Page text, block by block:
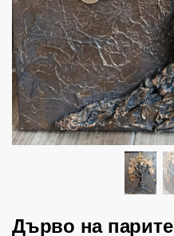
Дърво на парите